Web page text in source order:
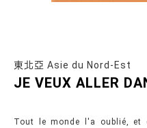
東北亞 Asie du Nord-Est
JE VEUX ALLER
Tout le monde l'a oublié, et